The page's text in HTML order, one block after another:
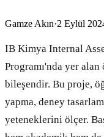
Gamze Akın·2 Eylül
IB Kimya Internal
Programı'nda yer
bileşendir. Bu proje,
yapma, deney
yeteneklerini ölçer.